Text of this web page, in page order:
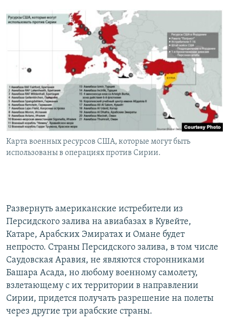
Карта военных ресурсов США, которые могут быть
использованы в операциях против Сирии.
Развернуть американские истребители из
Персидского залива на авиабазах в Кувейте,
Катаре, Арабских Эмиратах и Омане будет
непросто. Страны Персидского залива, в том числе
Саудовская Аравия, не являются сторонниками
Башара Асада, но любому военному самолету,
взлетающему с их территории в направлении
Сирии, придется получать разрешение на полеты
через другие три арабские страны.